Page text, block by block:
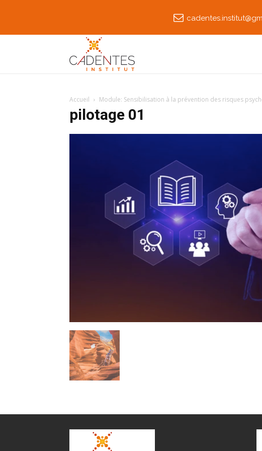
Accueil Module: Sensibilisation à la prévention des risques
pilotage 01